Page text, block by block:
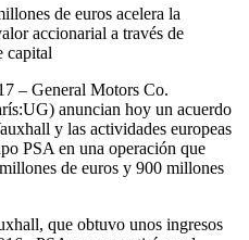
de euros acelera la
accionarial a través de
capital
– General Motors Co.
anuncian hoy un acuerdo
y las actividades europeas
PSA en una operación que
de euros y 900 millones
que obtuvo unos ingresos